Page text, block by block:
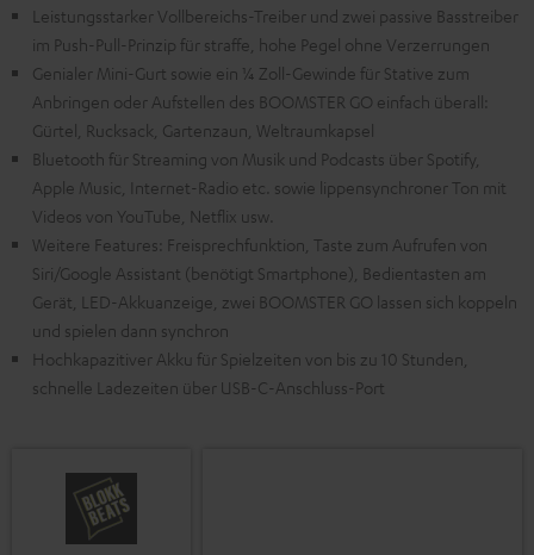
Leistungsstarker Vollbereichs-Treiber und zwei passive Basstreiber
im Push-Pull-Prinzip für straffe, hohe Pegel ohne Verzerrungen
Genialer Mini-Gurt sowie ein ¼ Zoll-Gewinde für Stative zum
Anbringen oder Aufstellen des BOOMSTER GO einfach überall:
Gürtel, Rucksack, Gartenzaun, Weltraumkapsel
Bluetooth für Streaming von Musik und Podcasts über Spotify,
Apple Music, Internet-Radio etc. sowie lippensynchroner Ton mit
Videos von YouTube, Netflix usw.
Weitere Features: Freisprechfunktion, Taste zum Aufrufen von
Siri/Google Assistant (benötigt Smartphone), Bedientasten am
Gerät, LED-Akkuanzeige, zwei BOOMSTER GO lassen sich koppeln
und spielen dann synchron
Hochkapazitiver Akku für Spielzeiten von bis zu 10 Stunden,
schnelle Ladezeiten über USB-C-Anschluss-Port